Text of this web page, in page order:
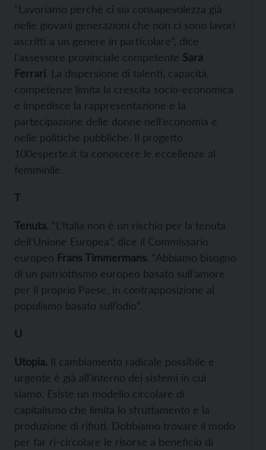
“Lavoriamo perché ci sia consapevolezza già
nelle giovani generazioni che non ci sono lavori
ascritti a un genere in particolare”, dice
l’assessore provinciale competente Sara
Ferrari. La dispersione di talenti, capacità,
competenze limita la crescita socio-economica
e impedisce la rappresentazione e la
partecipazione delle donne nell’economia e
nelle politiche pubbliche. Il progetto
100esperte.it fa conoscere le eccellenze al
femminile.
T
Tenuta. “L’Italia non è un rischio per la tenuta
dell’Unione Europea”, dice il Commissario
europeo Frans Timmermans. “Abbiamo bisogno
di un patriottismo europeo basato sull’amore
per il proprio Paese, in contrapposizione al
populismo basato sull’odio”.
U
Utopia. Il cambiamento radicale possibile e
urgente è già all'interno dei sistemi in cui
siamo. Esiste un modello circolare di
capitalismo che limita lo sfruttamento e la
produzione di rifiuti. Dobbiamo trovare il modo
per far ri-circolare le risorse a beneficio di